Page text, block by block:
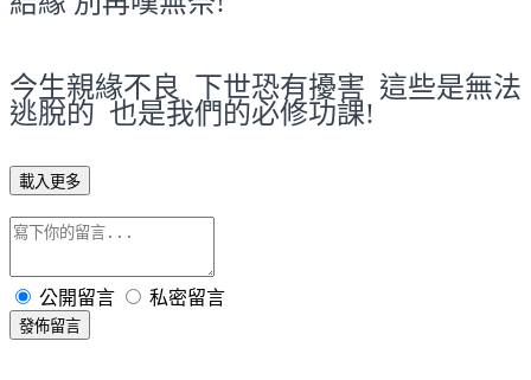
今生親緣不良 下世恐有擾害 這些是無法
逃脫的 也是我們的必修功課!
載入更多
公開留言 私密留言
發佈留言